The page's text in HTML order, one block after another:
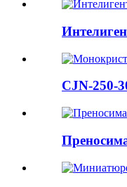
CJN-250-